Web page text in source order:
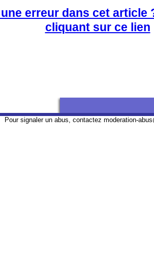
erreur dans cet article
cliquant sur ce lien
Pour signaler un abus, contactez moderation-